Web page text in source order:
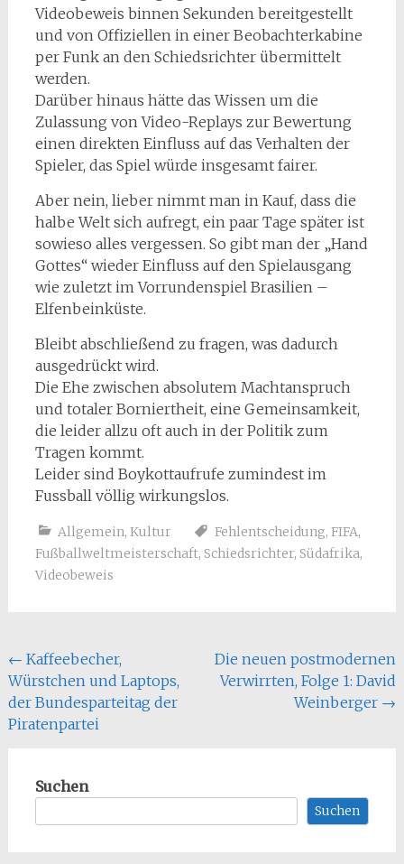
Videobeweis binnen Sekunden bereitgestellt
und von Offiziellen in einer Beobachterkabine
per Funk an den Schiedsrichter übermittelt
werden.
Darüber hinaus hätte das Wissen um die
Zulassung von Video-Replays zur Bewertung
einen direkten Einfluss auf das Verhalten der
Spieler, das Spiel würde insgesamt fairer.
Aber nein, lieber nimmt man in Kauf, dass die
halbe Welt sich aufregt, ein paar Tage später ist
sowieso alles vergessen. So gibt man der „Hand
Gottes“ wieder Einfluss auf den Spielausgang
wie zuletzt im Vorrundenspiel Brasilien –
Elfenbeinküste.
Bleibt abschließend zu fragen, was dadurch
ausgedrückt wird.
Die Ehe zwischen absolutem Machtanspruch
und totaler Borniertheit, eine Gemeinsamkeit,
die leider allzu oft auch in der Politik zum
Tragen kommt.
Leider sind Boykottaufrufe zumindest im
Fussball völlig wirkungslos.
Allgemein, Kultur Fehlentscheidung, FIFA,
Fußballweltmeisterschaft, Schiedsrichter, Südafrika,
Videobeweis
Beitragsnavigation
← Kaffeebecher,
Würstchen und Laptops,
der Bundesparteitag der
Piratenpartei
Die neuen postmodernen
Verwirrten, Folge 1: David
Weinberger →
Suchen
Suchen